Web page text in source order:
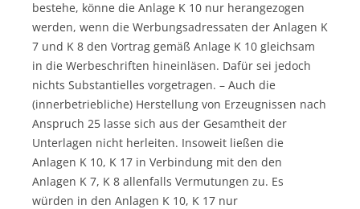
bestehe, könne die Anlage K 10 nur herangezogen
werden, wenn die Werbungsadressaten der Anlagen K
7 und K 8 den Vortrag gemäß Anlage K 10 gleichsam
in die Werbeschriften hineinläsen. Dafür sei jedoch
nichts Substantielles vorgetragen. – Auch die
(innerbetriebliche) Herstellung von Erzeugnissen nach
Anspruch 25 lasse sich aus der Gesamtheit der
Unterlagen nicht herleiten. Insoweit ließen die
Anlagen K 10, K 17 in Verbindung mit den den
Anlagen K 7, K 8 allenfalls Vermutungen zu. Es
würden in den Anlagen K 10, K 17 nur